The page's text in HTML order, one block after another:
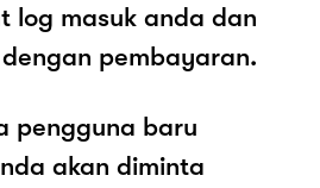
log masuk anda dan
pembayaran.
pengguna baru
akan diminta